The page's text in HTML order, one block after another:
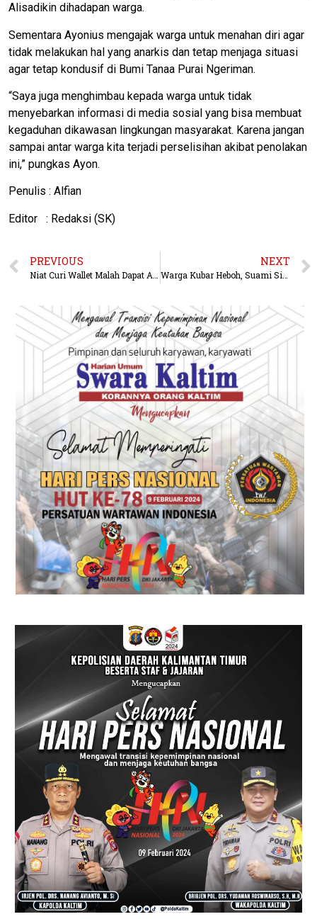
Alisadikin dihadapan warga.
Sementara Ayonius mengajak warga untuk menahan diri agar
tidak melakukan hal yang anarkis dan tetap menjaga situasi
agar tetap kondusif di Bumi Tanaa Purai Ngeriman.
“Saya juga menghimbau kepada warga untuk tidak
menyebarkan informasi di media sosial yang bisa membuat
kegaduhan dikawasan lingkungan masyarakat. Karena jangan
sampai antar warga kita terjadi perselisihan akibat penolakan
ini,” pungkas Ayon.
Penulis : Alfian
Editor : Redaksi (SK)
PREVIOUS NEXT